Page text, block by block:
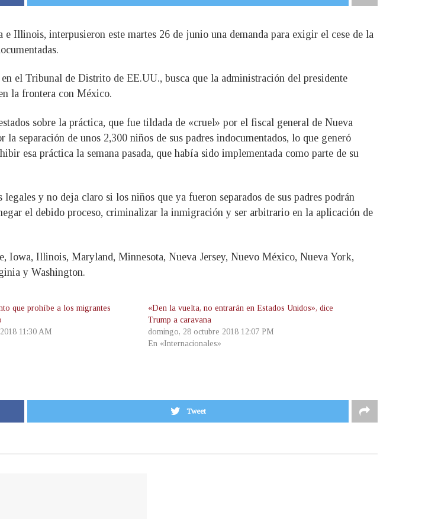
Illinois, interpusieron este martes 26 de junio una demanda para exigir el cese de la
el Tribunal de Distrito de EE.UU., busca que la administración del presidente
la frontera con México.
sobre la práctica, que fue tildada de «cruel» por el fiscal general de Nueva
separación de unos 2,300 niños de sus padres indocumentados, lo que generó
esa práctica la semana pasada, que había sido implementada como parte de su
y no deja claro si los niños que ya fueron separados de sus padres podrán
el debido proceso, criminalizar la inmigración y ser arbitrario en la aplicación de
Iowa, Illinois, Maryland, Minnesota, Nueva Jersey, Nuevo México, Nueva York,
y Washington.
que prohíbe a los migrantes
11:30 AM
«Den la vuelta, no entrarán en Estados Unidos», dice
Trump a caravana
domingo, 28 octubre 2018 12:07 PM
En «Internacionales»
Tweet